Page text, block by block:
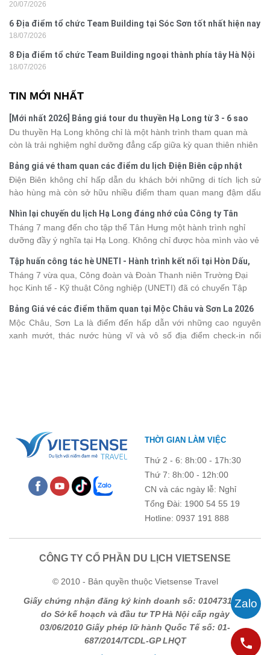
nghi
20/07/2026
6 Địa điểm tổ chức Team Building tại Sóc Sơn tốt nhất hiện nay
18/07/2026
8 Địa điểm tổ chức Team Building ngoại thành phía tây Hà Nội
18/07/2026
TIN MỚI NHẤT
[Mới nhất 2026] Bảng giá tour du thuyền Hạ Long từ 3 - 6 sao
Du thuyền Hạ Long không chỉ là một hành trình tham quan mà
còn là trải nghiệm nghỉ dưỡng đẳng cấp giữa kỳ quan thiên nhiên
khác nhau, khiến nhiều du khách băn khoăn khi lựa chọn. Bài viết
dưới đây sẽ cập nhật bảng giá tour du thuyền Hạ Long mới nhất
2026 từ 3 - 6 sao, giúp bạn dễ dàng so sánh và tìm được hành
trình phù hợp với nhu cầu cũng như ngân sách.
Bảng giá vé tham quan các điểm du lịch Điện Biên cập nhật
2026
Điện Biên không chỉ hấp dẫn du khách bởi những di tích lịch sử
hào hùng mà còn sở hữu nhiều điểm tham quan mang đậm dấu
phá vùng đất này, việc cập nhật trước giá vé sẽ giúp bạn chủ
động hơn trong lịch trình và chi phí. Cùng Vietsense Travel tham
khảo bảng giá vé tham quan các điểm du lịch Điện Biênmới nhất
năm 2026 ngay dưới đây.
Nhìn lại chuyến du lịch Hạ Long đáng nhớ của Công ty Tân
Hưng 2026
Tháng 7 mang đến cho tập thể Tân Hưng một hành trình nghỉ
dưỡng đầy ý nghĩa tại Hạ Long. Không chỉ được hòa mình vào vẻ
kết, sẻ chia và lưu giữ nhiều khoảnh khắc đáng nhớ. Hãy cùng
nhìn lại chuyến đi ngập tràn niềm vui và những trải nghiệm khó
quên.
Tập huấn công tác hè UNETI - Hành trình kết nối tại Hòn Dấu,
Đồ Sơn
Tháng 7 vừa qua, Công đoàn và Đoàn Thanh niên Trường Đại
học Kinh tế - Kỹ thuật Công nghiệp (UNETI) đã có chuyến Tập
chỉ là dịp nâng cao kỹ năng và chia sẻ kinh nghiệm công tác,
chương trình còn mang đến những hoạt động giao lưu sôi nổi,
góp phần gắn kết tập thể và lưu giữ nhiều kỷ niệm đáng nhớ.
Bảng Giá vé các điểm thăm quan tại Mộc Châu và Sơn La 2026
Mộc Châu, Sơn La là điểm đến hấp dẫn với những cao nguyên
xanh mướt, thác nước hùng vĩ và vô số địa điểm check-in nổi
THỜI GIAN LÀM VIỆC
Thứ 2 - 6: 8h:00 - 17h:30
Thứ 7: 8h:00 - 12h:00
CN và các ngày lễ: Nghỉ
Tổng Đài: 1900 54 55 19
Hotline: 0937 191 888
CÔNG TY CỔ PHẦN DU LỊCH VIETSENSE
© 2010 - Bản quyền thuộc Vietsense Travel
Giấy chứng nhận đăng ký kinh doanh số: 0104731205
do Sở kế hoạch và đầu tư TP Hà Nội cấp ngày
03/06/2010 Giấy phép lữ hành Quốc Tế số: 01-
687/2014/TCDL-GP LHQT